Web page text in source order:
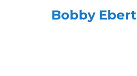
Vorheriger
Bobby Ebert